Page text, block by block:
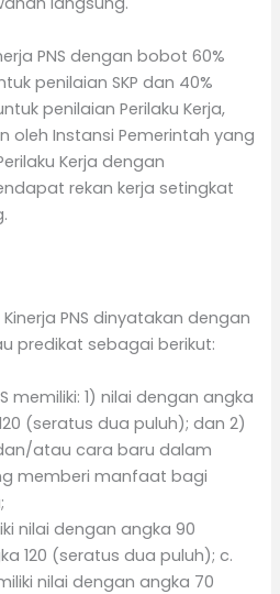
PNS dengan bobot 60%
penilaian SKP dan 40%
penilaian Perilaku Kerja,
oleh Instansi Pemerintah yang
Kerja dengan
rekan kerja setingkat
PNS dinyatakan dengan
predikat sebagai berikut:
memiliki: 1) nilai dengan angka
(seratus dua puluh); dan 2)
atau cara baru dalam
memberi manfaat bagi
nilai dengan angka 90
120 (seratus dua puluh); c.
nilai dengan angka 70